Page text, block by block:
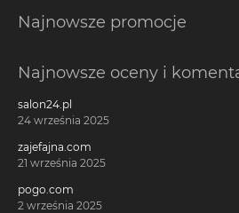
Najnowsze promocje
Najnowsze oceny i
salon24.pl
24 września 2025
zajefajna.com
21 września 2025
pogo.com
2 września 2025